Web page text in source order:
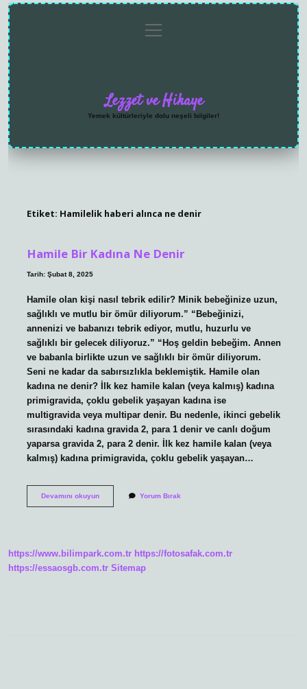
menüyü
aç
Lezzet ve Hikaye
Yemek kültürleriyle dolu neşeli bilgiler!
Etiket: Hamilelik haberi alınca ne denir
Hamile Bir Kadına Ne Denir
Tarih: Şubat 8, 2025
Hamile olan kişi nasıl tebrik edilir? Minik bebeğinize uzun,
sağlıklı ve mutlu bir ömür diliyorum.” “Bebeğinizi,
annenizi ve babanızı tebrik ediyor, mutlu, huzurlu ve
sağlıklı bir gelecek diliyoruz.” “Hoş geldin bebeğim. Annen
ve babanla birlikte uzun ve sağlıklı bir ömür diliyorum.
Seni ne kadar da sabırsızlıkla beklemiştik. Hamile olan
kadına ne denir? İlk kez hamile kalan (veya kalmış) kadına
primigravida, çoklu gebelik yaşayan kadına ise
multigravida veya multipar denir. Bu nedenle, ikinci gebelik
sırasındaki kadına gravida 2, para 1 denir ve canlı doğum
yaparsa gravida 2, para 2 denir. İlk kez hamile kalan (veya
kalmış) kadına primigravida, çoklu gebelik yaşayan…
Devamını okuyunHamile
Yorum Bırak
https://www.bilimpark.com.tr https://fotosafak.com.tr
https://essaosgb.com.tr Sitemap